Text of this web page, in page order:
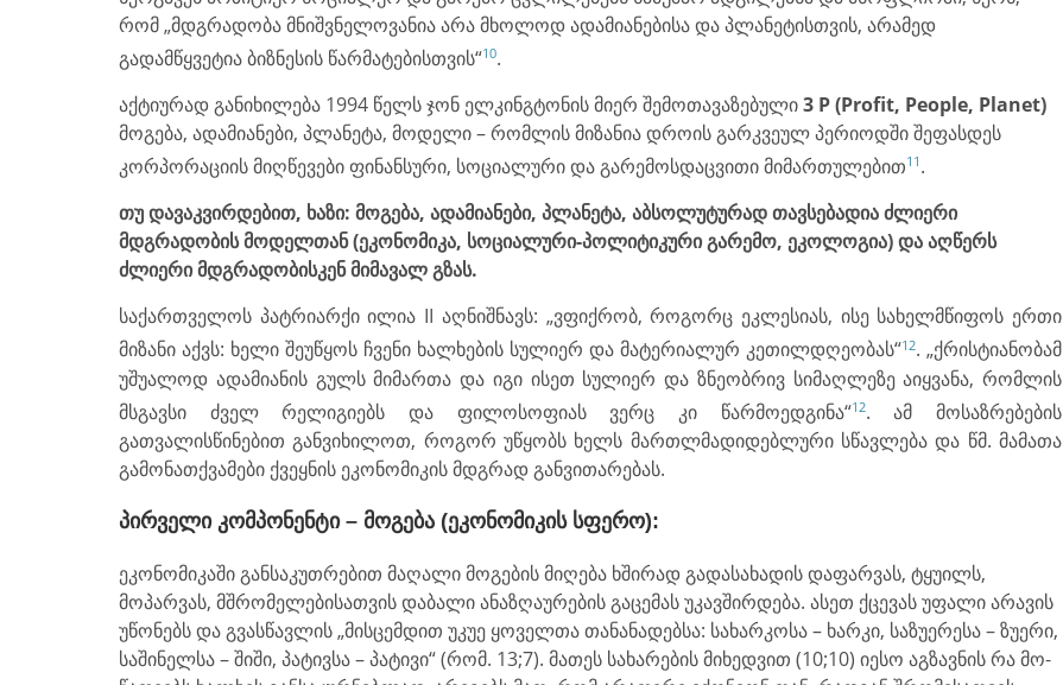
რომ „მდგრადობა მნიშვ­ნელოვანია არა მხოლოდ ადამიანებისა და პლანეტისთვის, არამედ
გადამწყვეტია ბიზნესის წარმატებისთვის“10.
აქტიურად განიხილება 1994 წელს ჯონ ელკინგტონის მიერ შემოთავაზებული3 P (Profit, People, Planet)
მოგება, ადამიანები, პლანეტა, მოდელი – რომლის მიზანია დროის გარკვეულ პერიოდში შეფასდეს
კორპორაციის მიღწევები ფინანსური, სოციალური და გარე­მოს­დაცვითი მიმართულებით11 .
თუ დავაკვირდებით, ხაზი: მოგება, ადამიანები, პლანეტა, აბსოლუტურად თავსებადია ძლიერი
მდგრადობის მოდელთან (ეკონომიკა, სოციალური-პოლიტიკური გარემო, ეკო­ლოგია) და აღწერს
ძლიერი მდგრადობისკენ მიმავალ გზას.
საქართველოს პატრიარქი ილია II აღნიშნავს: „ვფიქრობ, როგორც ეკლესიას, ისე სახელმწიფოს ერთი
მიზანი აქვს: ხელი შეუწყოს ჩვენი ხალხების სულიერ და მატერიალურ კეთილდღეობას“12. „ქრისტიანობამ
უშუალოდ ადამიანის გულს მიმართა და იგი ისეთ სულიერ და ზნეობრივ სიმაღლეზე აიყვანა, რომლის
მსგავსი ძველ რელიგიებს და ფილოსოფიას ვერც კი წარმოედგინა“12. ამ მოსაზრებების
გათვალისწინებით განვიხილოთ, როგორ უწყობს ხელს მართლმადიდებლური სწავლება და წმ. მამათა
გამონათქვამები ქვეყნის ეკო­ნო­მიკის მდგრად განვითარებას.
პირველი კომპონენტი – მოგება (ეკონომიკის სფერო):
ეკონომიკაში განსაკუთრებით მაღალი მოგების მიღება ხშირად გადასახადის დაფარ­ვას, ტყუილს,
მოპარვას, მშრომელებისათვის დაბალი ანაზღაურების გაცემას უკავშირდება. ასეთ ქცევას უფალი არავის
უწონებს და გვასწავლის „მისცემდით უკუე ყოველთა თანანადებსა: სახარკოსა – ხარკი, საზუერესა – ზუერი,
საშინელსა – ში­ში, პატივსა – პატივი“ (რომ. 13;7). მა­თეს სა­ხა­რე­ბის მიხედვით (10;10) იე­სო აგ­ზავ­ნის რა მო­